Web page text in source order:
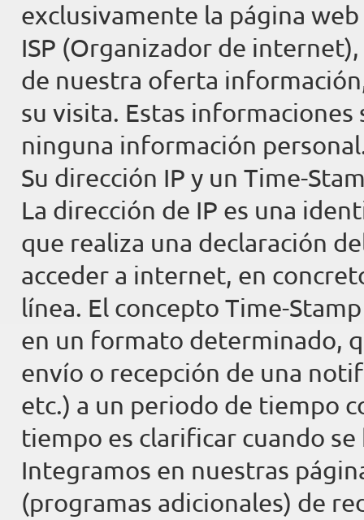
exclusivamente la página
ISP (Organizador de
de nuestra oferta
su visita. Estas informaciones
ninguna información
Su dirección IP y un Time-
La dirección de IP es una
que realiza una declaración
acceder a internet, en
línea. El concepto Time-
en un formato determinado,
envío o recepción de una
etc.) a un periodo de tiempo
tiempo es clarificar cuando
Integramos en nuestras
(programas adicionales) de